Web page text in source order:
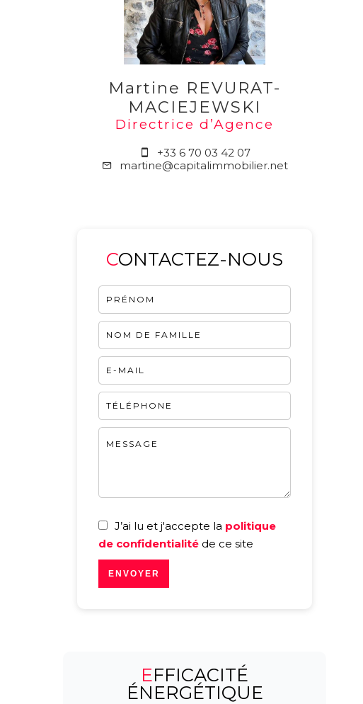
Martine REVURAT-
MACIEJEWSKI
Directrice d’Agence
+33 6 70 03 42 07
martine@capitalimmobilier.net
CONTACTEZ-NOUS
J’ai lu et j'accepte la politique
de confidentialité de ce site
ENVOYER
EFFICACITÉ
ÉNERGÉTIQUE